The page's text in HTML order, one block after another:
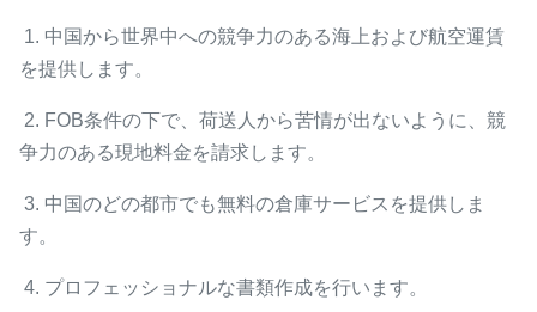
1. 中国から世界中への競争力のある海上および航空運賃
を提供します。
2. FOB条件の下で、荷送人から苦情が出ないように、競
争力のある現地料金を請求します。
3. 中国のどの都市でも無料の倉庫サービスを提供しま
す。
4. プロフェッショナルな書類作成を行います。